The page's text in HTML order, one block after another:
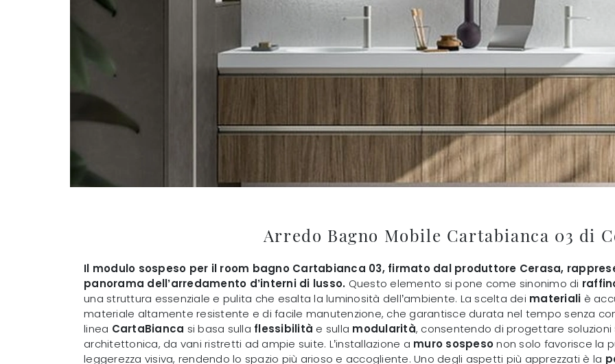
Arredo Bagno Mobile Cartabianca 03 di
Il modulo sospeso per il room bagno Cartabianca 03, firmato dal produttore Cerasa,
panorama dell’arredamento d’interni di lusso. Questo elemento si pone come sinonimo di
una struttura essenziale e pulita che esalta la luminosità dell’ambiente. La scelta dei materiali è
materiale altamente resistente e di facile manutenzione, che garantisce durata nel tempo senza
linea CartaBianca si basa sulla flessibilità e sulla modularità, consentendo di progettare soluzioni
architettonica, da vani ristretti ad ampie suite. L’installazione a muro sospesonon solo favorisce la
leggerezza visiva, rendendo lo spazio più arioso e accogliente. Uno degli aspetti più apprezzati è la